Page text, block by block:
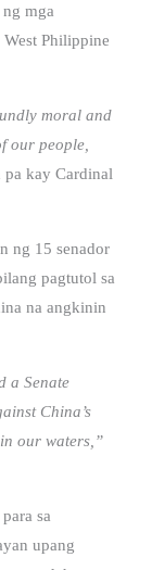
mga
Philippine
moral and
our people,
pa kay Cardinal
ng 15 senador
pagtutol sa
na angkinin
a Senate
China’s
our waters,”
sa
upang